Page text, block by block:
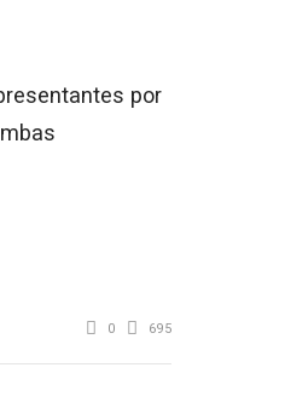
por
0 695